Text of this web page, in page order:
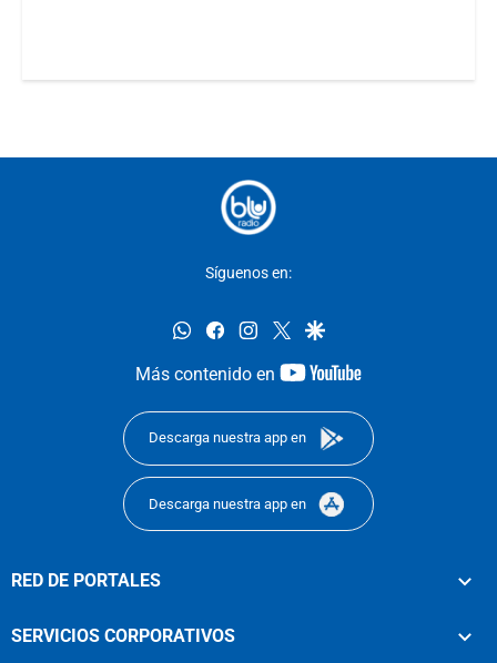
Síguenos en:
whatsappfacebookinstagram
twittergoogle
Más contenido en
youtube-
Descarga nuestra app en
Descarga nuestra app en
RED DE PORTALES
SERVICIOS CORPORATIVOS